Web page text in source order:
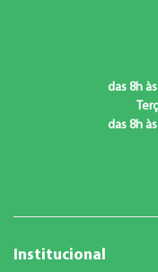
das 8h
das 8h
Institucional